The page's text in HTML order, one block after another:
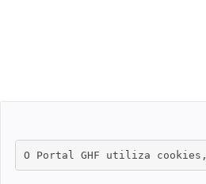
O Portal GHF utiliza